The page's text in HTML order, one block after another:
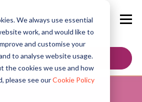
We always use essential
work, and would like to
and customise your
to analyse website usage.
the cookies we use and how
please see ourCookie Policy
Neem contact op